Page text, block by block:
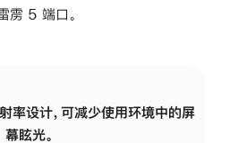
雳 5 端口。
率设计，可减少使用环境中的屏
幕眩光。